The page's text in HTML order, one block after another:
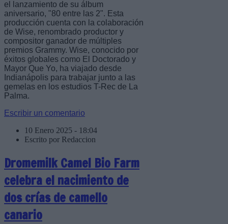
el lanzamiento de su álbum
aniversario, "80 entre las 2". Esta
producción cuenta con la colaboración
de Wise, renombrado productor y
compositor ganador de múltiples
premios Grammy. Wise, conocido por
éxitos globales como El Doctorado y
Mayor Que Yo, ha viajado desde
Indianápolis para trabajar junto a las
gemelas en los estudios T-Rec de La
Palma.
Escribir un comentario
10 Enero 2025 - 18:04
Escrito por Redaccion
Dromemilk Camel Bio Farm
celebra el nacimiento de
dos crías de camello
canario